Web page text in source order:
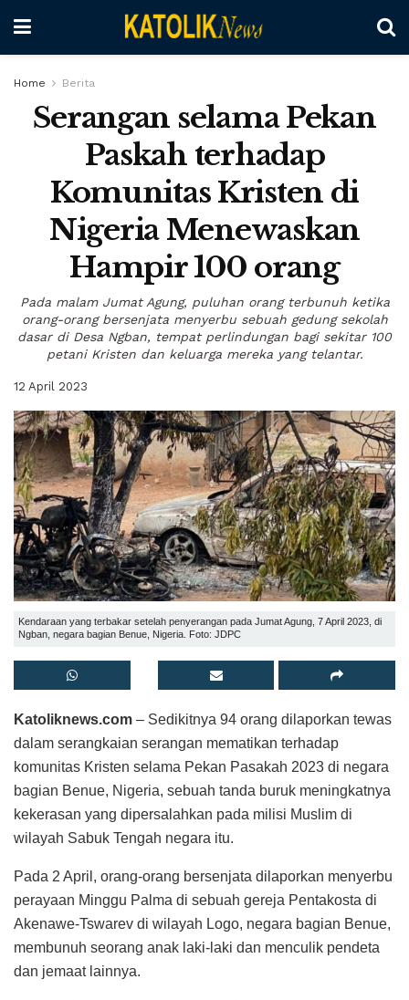
Home Berita
Serangan selama Pekan
Paskah terhadap
Komunitas Kristen di
Nigeria Menewaskan
Hampir 100 orang
Pada malam Jumat Agung, puluhan orang terbunuh ketika
orang-orang bersenjata menyerbu sebuah gedung sekolah
dasar di Desa Ngban, tempat perlindungan bagi sekitar 100
petani Kristen dan keluarga mereka yang telantar.
12 April 2023
Kendaraan yang terbakar setelah penyerangan pada Jumat Agung, 7 April 2023, di
Ngban, negara bagian Benue, Nigeria. Foto: JDPC
Katoliknews.com – Sedikitnya 94 orang dilaporkan tewas
dalam serangkaian serangan mematikan terhadap
komunitas Kristen selama Pekan Pasakah 2023 di negara
bagian Benue, Nigeria, sebuah tanda buruk meningkatnya
kekerasan yang dipersalahkan pada milisi Muslim di
wilayah Sabuk Tengah negara itu.
Pada 2 April, orang-orang bersenjata dilaporkan menyerbu
perayaan Minggu Palma di sebuah gereja Pentakosta di
Akenawe-Tswarev di wilayah Logo, negara bagian Benue,
membunuh seorang anak laki-laki dan menculik pendeta
dan jemaat lainnya.